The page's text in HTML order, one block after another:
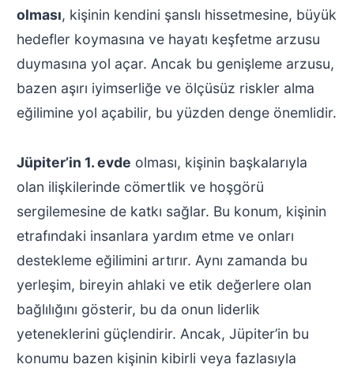
olması, kişinin kendini şanslı hissetmesine, büyük
hedefler koymasına ve hayatı keşfetme arzusu
duymasına yol açar. Ancak bu genişleme arzusu,
bazen aşırı iyimserliğe ve ölçüsüz riskler alma
eğilimine yol açabilir, bu yüzden denge önemlidir.
Jüpiter’in 1. evde olması, kişinin başkalarıyla
olan ilişkilerinde cömertlik ve hoşgörü
sergilemesine de katkı sağlar. Bu konum, kişinin
etrafındaki insanlara yardım etme ve onları
destekleme eğilimini artırır. Aynı zamanda bu
yerleşim, bireyin ahlaki ve etik değerlere olan
bağlılığını gösterir, bu da onun liderlik
yeteneklerini güçlendirir. Ancak, Jüpiter’in bu
konumu bazen kişinin kibirli veya fazlasıyla